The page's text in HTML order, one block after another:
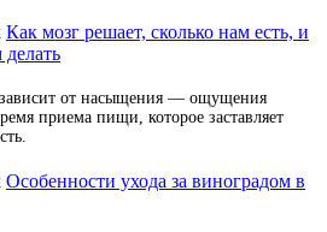
Как мозг решает, сколько нам есть, и
делать
зависит от насыщения — ощущения
приема пищи, которое заставляет
Особенности ухода за виноградом в